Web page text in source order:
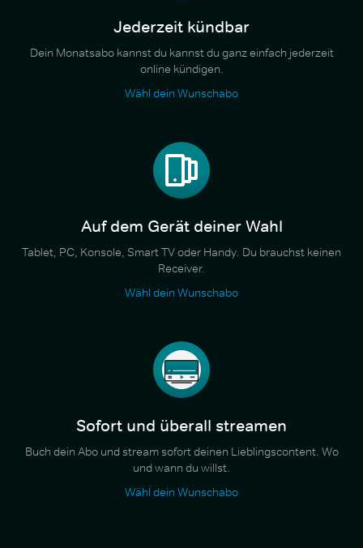
Jederzeit kündbar
Dein Monatsabo kannst du kannst du ganz einfach jederzeit
online kündigen.
Wähl dein Wunschabo
Auf dem Gerät deiner Wahl
Tablet, PC, Konsole, Smart TV oder Handy. Du brauchst keinen
Receiver.
Wähl dein Wunschabo
Sofort und überall streamen
Buch dein Abo und stream sofort deinen Lieblingscontent. Wo
und wann du willst.
Wähl dein Wunschabo